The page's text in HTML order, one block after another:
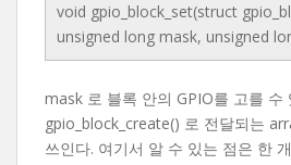
void gpio_block_set(struct
unsigned long mask, unsigned
mask 로 블록 안의 GPIO를 고를 수
gpio_block_create() 로 전달되는
쓰인다. 여기서 알 수 있는 점은 한